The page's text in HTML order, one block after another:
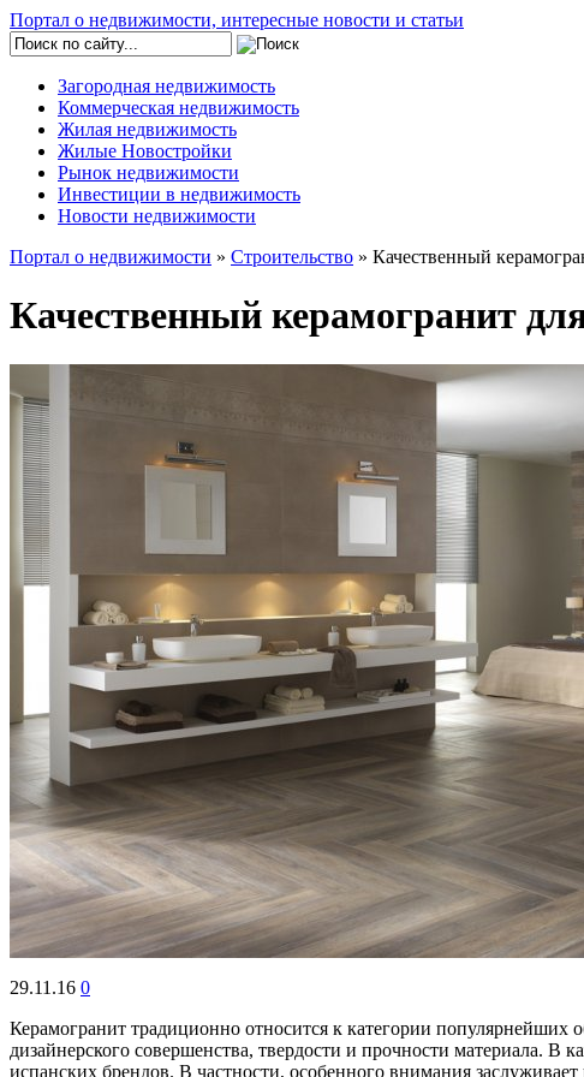
Портал о недвижимости, интересные новости и статьи
Загородная недвижимость
Коммерческая недвижимость
Жилая недвижимость
Жилые Новостройки
Рынок недвижимости
Инвестиции в недвижимость
Новости недвижимости
Портал о недвижимости » Строительство » Качественный
Качественный керамогранит
29.11.16 0
Керамогранит традиционно относится к категории популярнейших
дизайнерского совершенства, твердости и прочности материала. В
испанских брендов. В частности, особенного внимания